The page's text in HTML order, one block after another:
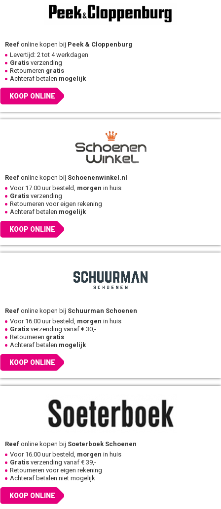
Reef online kopen bij Peek & Cloppenburg
Levertijd: 2 tot 4 werkdagen
Gratis verzending
Retourneren gratis
Achteraf betalen mogelijk
KOOP ONLINE
Reef online kopen bij Schoenenwinkel.nl
Voor 17.00 uur besteld, morgen in huis
Gratis verzending
Retourneren voor eigen rekening
Achteraf betalen mogelijk
KOOP ONLINE
Reef online kopen bij Schuurman Schoenen
Voor 16.00 uur besteld, morgen in huis
Gratis verzending vanaf € 30,-
Retourneren gratis
Achteraf betalen mogelijk
KOOP ONLINE
Reef online kopen bij Soeterboek Schoenen
Voor 16.00 uur besteld, morgen in huis
Gratis verzending vanaf € 39,-
Retourneren voor eigen rekening
Achteraf betalen niet mogelijk
KOOP ONLINE